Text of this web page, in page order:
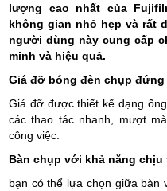
lượng cao nhất của
không gian nhỏ hẹp và rất
người dùng này cung cấp
minh và hiệu quả.
Giá đỡ bóng đèn chụp đứng
Giá đỡ được thiết kế dạng
các thao tác nhanh, mượt
công việc.
Bàn chụp với khả năng chịu
bạn có thể lựa chọn giữa bàn